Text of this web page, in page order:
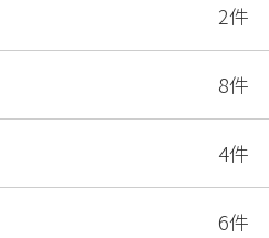
2件
8件
4件
6件